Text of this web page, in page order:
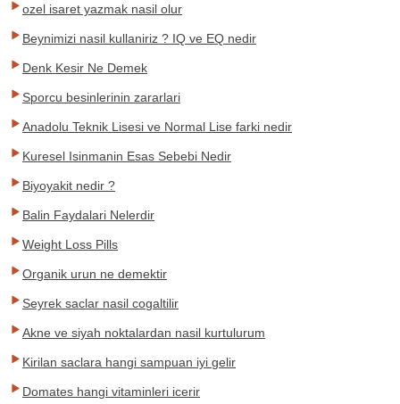
ozel isaret yazmak nasil olur
Beynimizi nasil kullaniriz ? IQ ve EQ nedir
Denk Kesir Ne Demek
Sporcu besinlerinin zararlari
Anadolu Teknik Lisesi ve Normal Lise farki nedir
Kuresel Isinmanin Esas Sebebi Nedir
Biyoyakit nedir ?
Balin Faydalari Nelerdir
Weight Loss Pills
Organik urun ne demektir
Seyrek saclar nasil cogaltilir
Akne ve siyah noktalardan nasil kurtulurum
Kirilan saclara hangi sampuan iyi gelir
Domates hangi vitaminleri icerir